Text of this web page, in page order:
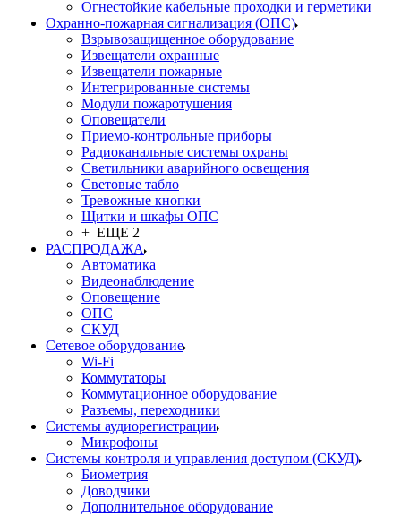
Огнестойкие кабельные проходки и герметики
Охранно-пожарная сигнализация (ОПС)
Взрывозащищенное оборудование
Извещатели охранные
Извещатели пожарные
Интегрированные системы
Модули пожаротушения
Оповещатели
Приемо-контрольные приборы
Радиоканальные системы охраны
Светильники аварийного освещения
Световые табло
Тревожные кнопки
Щитки и шкафы ОПС
+ ЕЩЕ 2
РАСПРОДАЖА
Автоматика
Видеонаблюдение
Оповещение
ОПС
СКУД
Сетевое оборудование
Wi-Fi
Коммутаторы
Коммутационное оборудование
Разъемы, переходники
Системы аудиорегистрации
Микрофоны
Системы контроля и управления доступом (СКУД)
Биометрия
Доводчики
Дополнительное оборудование